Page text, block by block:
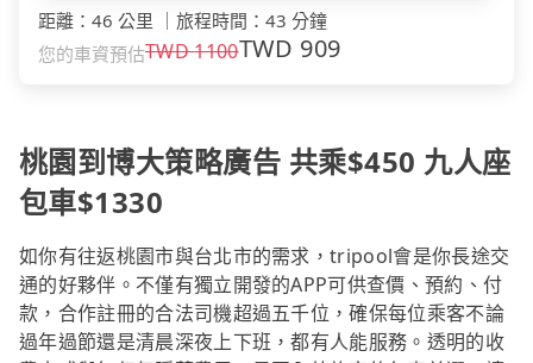
距離 ： 46 公里 旅程時間 ： 43 分鐘
您的車資預估TWD1100TWD 909
桃園到博大策略廣告 共乘$450 九人座
包車$1330
如你有往返桃園市與台北市的需求，tripool會是你長途交
通的好夥伴。不僅有獨立開發的APP可供查價、預約、付
款，合作註冊的合法司機超過五千位，確保每位乘客不論
過年過節還是清晨深夜上下班，都有人能服務。透明的收